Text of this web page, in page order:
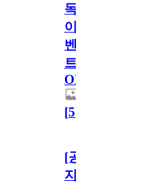
독
이
벤
트
OPEN!
[5]
[공
지]